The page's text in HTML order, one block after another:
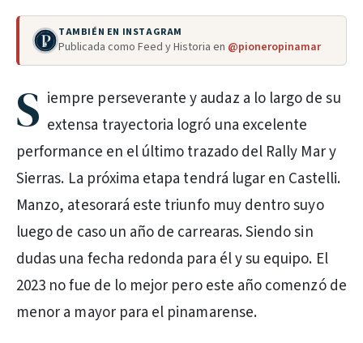
TAMBIÉN EN INSTAGRAM
Publicada como Feed y Historia en @pioneropinamar
S iempre perseverante y audaz a lo largo de su
extensa trayectoria logró una excelente
performance en el último trazado del Rally Mar y
Sierras. La próxima etapa tendrá lugar en Castelli.
Manzo, atesorará este triunfo muy dentro suyo
luego de caso un año de carrearas. Siendo sin
dudas una fecha redonda para él y su equipo. El
2023 no fue de lo mejor pero este año comenzó de
menor a mayor para el pinamarense.